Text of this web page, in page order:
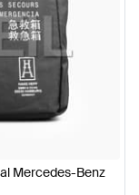
Mercedes-Benz